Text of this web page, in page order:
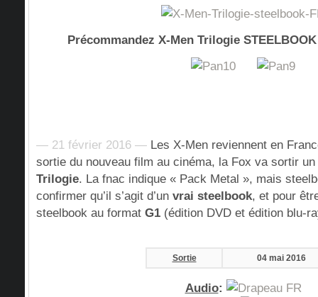
Précommandez X-Men Trilogie
— 21 février 2016 — Les X-Men reviennent en
sortie du nouveau film au cinéma, la Fox va sortir
Trilogie. La fnac indique « Pack Metal », mais
confirmer qu’il s’agit d’un vrai steelbook, et pour
steelbook au format G1 (édition DVD et édition blu-
Sortie 04 mai 2016
Audio: